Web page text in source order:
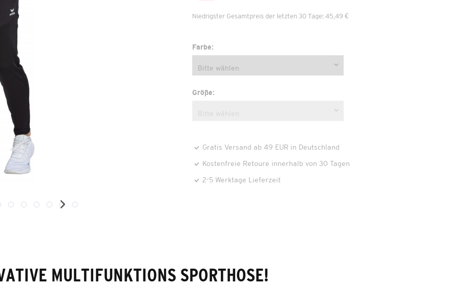
Niedrigster Gesamtpreis der letzten 30 Tage: 45,49 €
Farbe:
Größe:
Gratis Versand ab 49 EUR in Deutschland
Kostenfreie Retoure innerhalb von 30 Tagen
2-5 Werktage Lieferzeit
MULTIFUNKTIONS SPORTHOSE!